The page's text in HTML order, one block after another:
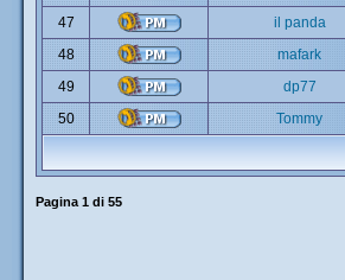
47
il panda
48
mafark
49
dp77
50
Tommy
Pagina 1 di 55